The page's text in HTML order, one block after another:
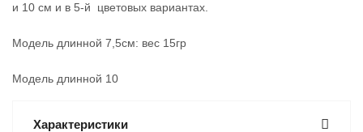
и 10 см и в 5-й цветовых вариантах.
Модель длинной 7,5см: вес 15гр
Модель длинной 10
Характеристики